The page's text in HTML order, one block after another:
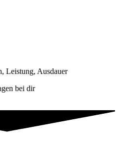
Leistung, Ausdauer
bei dir